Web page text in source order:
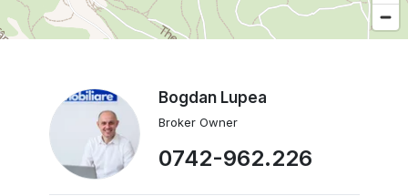
Bogdan Lupea
Broker Owner
0742-962.226